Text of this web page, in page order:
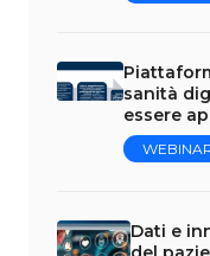
sanità
essere
Dati e